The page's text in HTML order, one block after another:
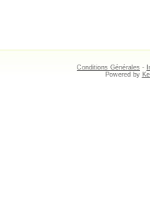
Conditions Générales -
Powered by